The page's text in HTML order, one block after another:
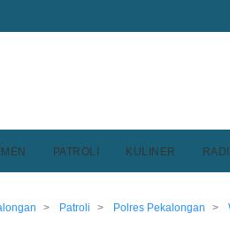
PATROLI KULINER
> Patroli > Polres Pekalongan >